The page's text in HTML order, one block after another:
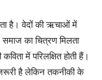
है। वेदों की ऋचाओं में
का चित्रण मिलता
में परिलक्षित होती हैं।
है लेकिन तकनीकी के